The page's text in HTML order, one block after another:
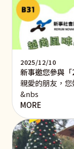
2025/12/10
新事邀您參與「
親愛的朋友
&nbs
MORE